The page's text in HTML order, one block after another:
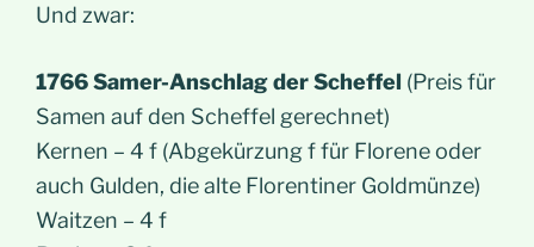
Und zwar:
1766 Samer-Anschlag der Scheffel (Preis für
Samen auf den Scheffel gerechnet)
Kernen – 4 f (Abgekürzung f für Florene oder
auch Gulden, die alte Florentiner Goldmünze)
Waitzen – 4 f